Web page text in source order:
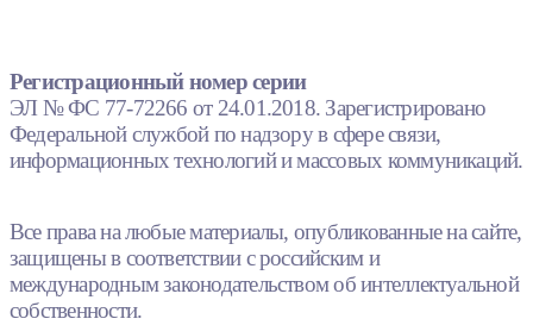
Регистрационный номер серии
ЭЛ № ФС 77-72266 от 24.01.2018. Зарегистрировано
Федеральной службой по надзору в сфере связи,
информационных технологий и массовых коммуникаций.
Все права на любые материалы, опубликованные на сайте,
защищены в соответствии с российским и
международным законодательством об интеллектуальной
собственности.